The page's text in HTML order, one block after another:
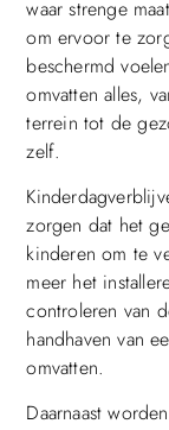
waar strenge
om ervoor te
beschermd
omvatten alles,
terrein tot de
zelf.
zorgen dat het
kinderen om te
meer het
controleren van
handhaven van
omvatten.
Daarnaast